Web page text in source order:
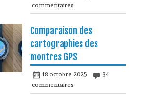
commentaires
Comparaison des
cartographies des
montres GPS
18 octobre 2025
34
commentaires